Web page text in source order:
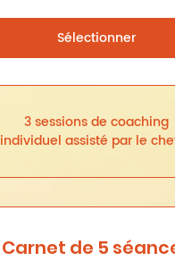
Sélectionner
3 sessions de coaching
individuel assisté par le
Carnet de 5